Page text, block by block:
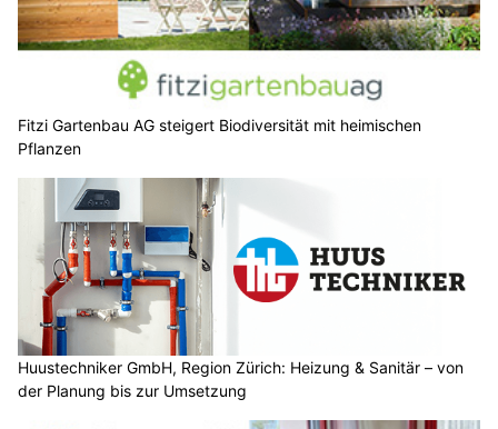
Fitzi Gartenbau AG steigert Biodiversität mit heimischen
Pflanzen
Huustechniker GmbH, Region Zürich: Heizung & Sanitär – von
der Planung bis zur Umsetzung